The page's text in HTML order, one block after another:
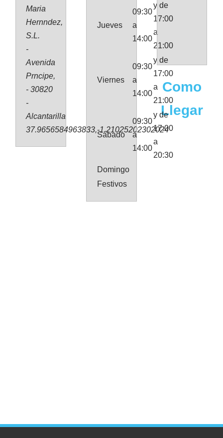
Maria
Hernndez,
S.L.
-
Avenida
Prncipe,
- 30820
-
Alcantarilla
37.9656584963833,-1.21025202302024
Jueves
09:30
a
14:00
y de
17:00
a
21:00
Viernes
09:30
a
14:00
y de
17:00
a
21:00
Sábado
09:30
a
14:00
y de
17:00
a
20:30
Domingo
Festivos
Como
Llegar